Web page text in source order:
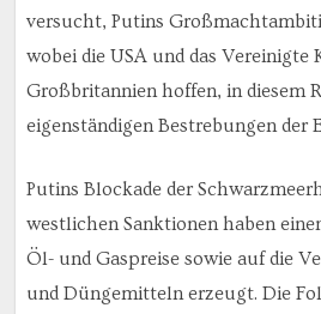
versucht, Putins
wobei die USA und das Vereinigte
Großbritannien hoffen, in diesem
eigenständigen Bestrebungen der
Putins Blockade der
westlichen Sanktionen haben
Öl- und Gaspreise sowie auf die
und Düngemitteln erzeugt. Die